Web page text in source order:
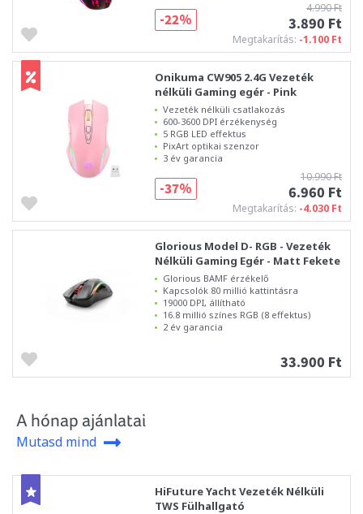
4.990 Ft
3.890 Ft
Megtakarítás: -1.100 Ft
-22%
Onikuma CW905 2.4G Vezeték
nélküli Gaming egér - Pink
Vezeték nélküli csatlakozás
600-3600 DPI érzékenység
5 RGB LED effektus
PixArt optikai szenzor
3 év garancia
10.990 Ft
6.960 Ft
Megtakarítás: -4.030 Ft
-37%
Glorious Model D- RGB - Vezeték
Nélküli Gaming Egér - Matt Fekete
Glorious BAMF érzékelő
Kapcsolók 80 millió kattintásra
19000 DPI, állítható
16.8 millió színes RGB (8 effektus)
2 év garancia
33.900 Ft
A hónap ajánlatai
Mutasd mind
HiFuture Yacht Vezeték Nélküli
TWS Fülhallgató